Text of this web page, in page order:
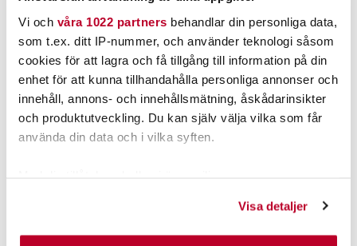
Vi och våra 1022 partners behandlar din personliga data,
som t.ex. ditt IP-nummer, och använder teknologi såsom
cookies för att lagra och få tillgång till information på din
enhet för att kunna tillhandahålla personliga annonser och
innehåll, annons- och innehållsmätning, åskådarinsikter
och produktutveckling. Du kan själv välja vilka som får
använda din data och i vilka syften.
Identifiera din enhet genom att aktivt skanna den för
Visa detaljer
ANDRA TITTADE OCKSÅ PÅ
LEECH FLOATINGSTRAP
Westin Monstervibe Willow